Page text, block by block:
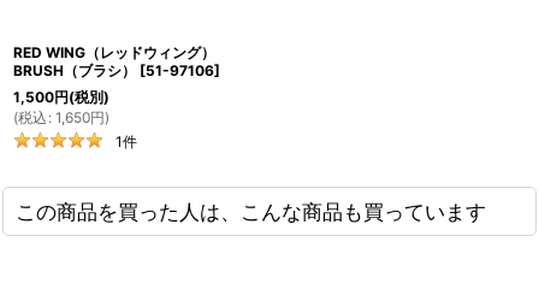
RED WING（レッドウィング）
BRUSH（ブラシ）
[51-97106]
1,500円(税別)
(税込 : 1,650円)
1件
この商品を買った人は、こんな商品も買っています